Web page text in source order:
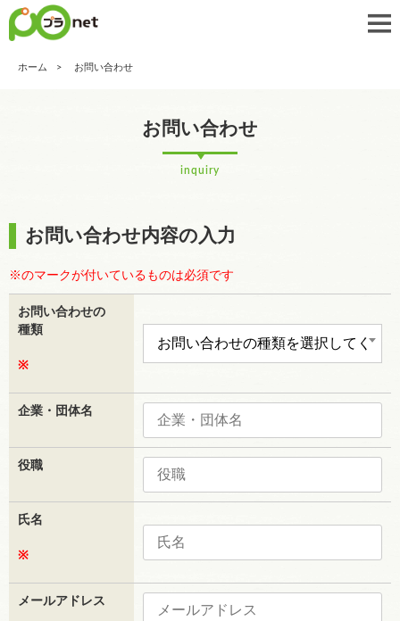
ホーム お問い合わせ
お問い合わせ
inquiry
お問い合わせ内容の入力
※のマークが付いているものは必須です
お問い合わせの
種類
※
企業・団体名
役職
氏名
※
メールアドレス